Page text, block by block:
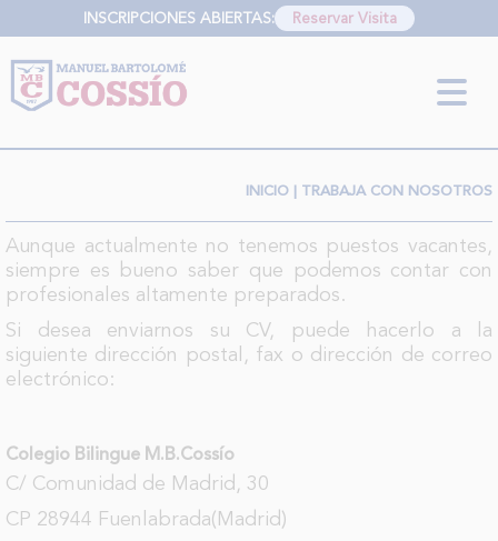
INSCRIPCIONES ABIERTAS: Reservar Visita
INICIO | TRABAJA CON NOSOTROS
Aunque actualmente no tenemos puestos vacantes,
siempre es bueno saber que podemos contar con
profesionales altamente preparados.
Si desea enviarnos su CV, puede hacerlo a la
siguiente dirección postal, fax o dirección de correo
electrónico:
Colegio Bilingue M.B.Cossío
C/ Comunidad de Madrid, 30
CP 28944 Fuenlabrada(Madrid)
INFORMACIÓN SOBRE LA PROTECCIÓN DE TUS DATOS
Finalidad:
Legitimación:
Destinatarios:
link